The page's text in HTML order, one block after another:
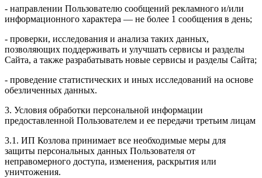
- направлении Пользователю сообщений рекламного и/или
информационного характера — не более 1 сообщения в день;
- проверки, исследования и анализа таких данных,
позволяющих поддерживать и улучшать сервисы и разделы
Сайта, а также разрабатывать новые сервисы и разделы Сайта;
- проведение статистических и иных исследований на основе
обезличенных данных.
3. Условия обработки персональной информации
предоставленной Пользователем и ее передачи третьим лицам
3.1. ИП Козлова принимает все необходимые меры для
защиты персональных данных Пользователя от
неправомерного доступа, изменения, раскрытия или
уничтожения.